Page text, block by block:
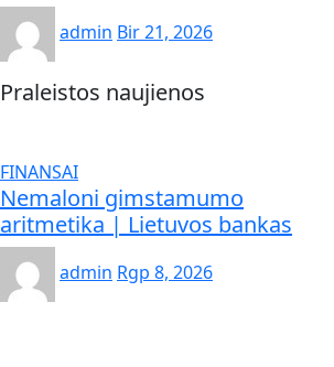
admin Bir 21, 2026
Praleistos naujienos
FINANSAI
Nemaloni gimstamumo
aritmetika | Lietuvos bankas
admin Rgp 8, 2026